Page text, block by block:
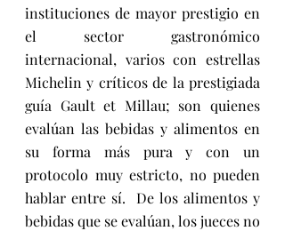
instituciones de mayor prestigio en
el sector gastronómico
internacional, varios con estrellas
Michelin y críticos de la prestigiada
guía Gault et Millau; son quienes
evalúan las bebidas y alimentos en
su forma más pura y con un
protocolo muy estricto, no pueden
hablar entre sí.  De los alimentos y
bebidas que se evalúan, los jueces no